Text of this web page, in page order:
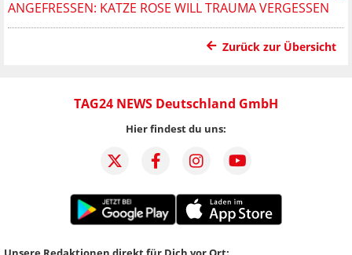
ANGEFRESSEN: KATZE ROSE WILL TRAUMA VERGESSEN
Zurück zur Übersicht
TAG24 NEWS Deutschland GmbH
Hier findest du uns: